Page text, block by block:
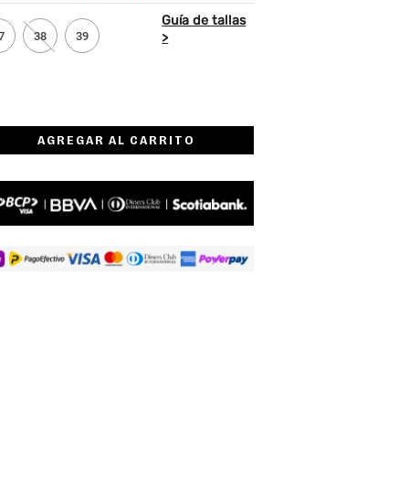
38 39
AGREGAR AL CARRITO